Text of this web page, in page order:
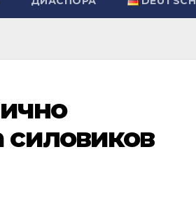
силовиков